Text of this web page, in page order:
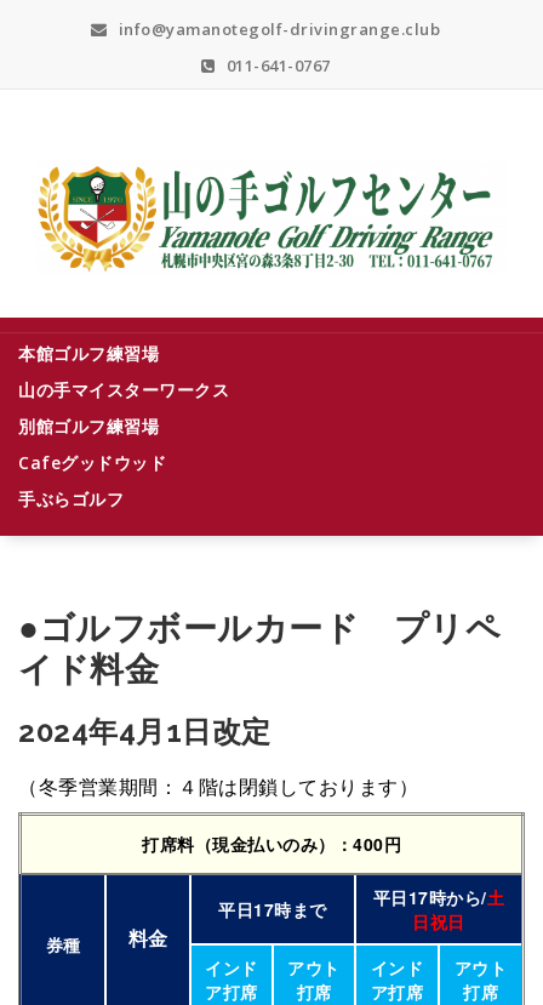
info@yamanotegolf-drivingrange.club
011-641-0767
本館ゴルフ練習場
山の手マイスターワークス
別館ゴルフ練習場
Cafeグッドウッド
手ぶらゴルフ
●ゴルフボールカード プリペ
イド料金
2024年4月1日改定
（冬季営業期間：４階は閉鎖しております）
打席料（現金払いのみ）：400円
券種 料金
平日17時まで 平日17時から/土
日祝日
インド
ア打席
アウト
打席
インド
ア打席
アウト
打席